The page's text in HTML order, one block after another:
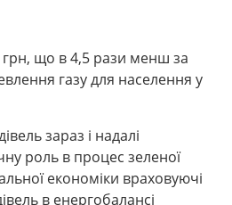
грн, що в 4,5 рази менш за
газу для населення у
зараз і надалі
роль в процес зеленої
економіки враховуючі
в енергобалансі